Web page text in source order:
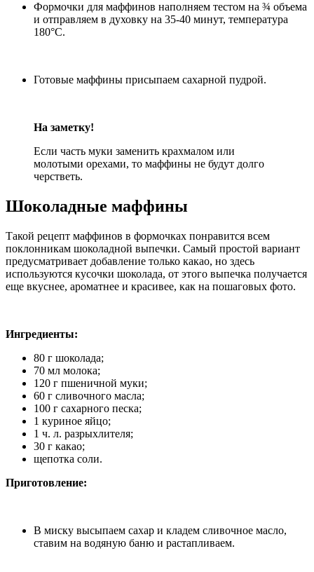
Формочки для маффинов наполняем тестом на ¾ объема
и отправляем в духовку на 35-40 минут, температура
180°С.
Готовые маффины присыпаем сахарной пудрой.
На заметку!
Если часть муки заменить крахмалом или
молотыми орехами, то маффины не будут долго
черстветь.
Шоколадные маффины
Такой рецепт маффинов в формочках понравится всем
поклонникам шоколадной выпечки. Самый простой вариант
предусматривает добавление только какао, но здесь
используются кусочки шоколада, от этого выпечка получается
еще вкуснее, ароматнее и красивее, как на пошаговых фото.
Ингредиенты:
80 г шоколада;
70 мл молока;
120 г пшеничной муки;
60 г сливочного масла;
100 г сахарного песка;
1 куриное яйцо;
1 ч. л. разрыхлителя;
30 г какао;
щепотка соли.
Приготовление:
В миску высыпаем сахар и кладем сливочное масло,
ставим на водяную баню и растапливаем.